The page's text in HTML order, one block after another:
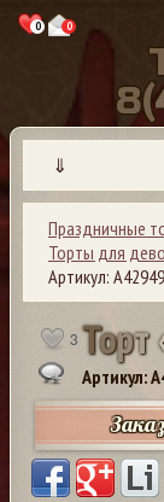
0 0
8(
⇓
Праздничные
Торты для
Артикул: А42949
3 Торт
Артикул: